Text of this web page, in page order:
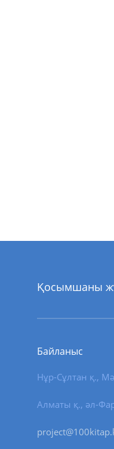
Қосымшаны
Байланыс
Нұр-Сұлтан қ.,
Алматы қ., әл-